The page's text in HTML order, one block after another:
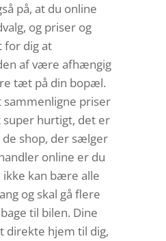
på, at du online
og priser og
for dig at
af være afhængig
tæt på din bopæl.
sammenligne priser
super hurtigt, det er
shop, der sælger
online er du
ikke kan bære alle
og skal gå flere
til bilen. Dine
direkte hjem til dig,